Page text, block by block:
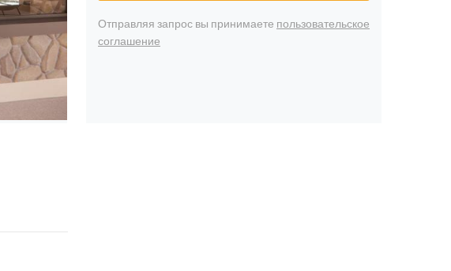
Отправляя запрос вы принимаете пользовательское
соглашение